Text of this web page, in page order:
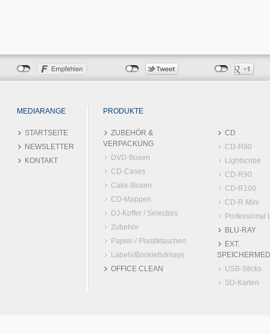
MEDIARANGE PRODUKTE
STARTSEITE
NEWSLETTER
KONTAKT
ZUBEHÖR &
VERPACKUNG
DVD-Boxen
CD-Cases
Cake-Boxen
CD-Mappen
DJ-Koffer / Selectors
Zubehör
Papier-/ Plastiktaschen
Labels/Booklets/Inlays
OFFICE CLEAN
CD
CD-R80
Lightscribe
CD-R90
CD-R100
CD-R Mini
Professional
BLU-RAY
EXT.
USB-Sticks
SD-Karten